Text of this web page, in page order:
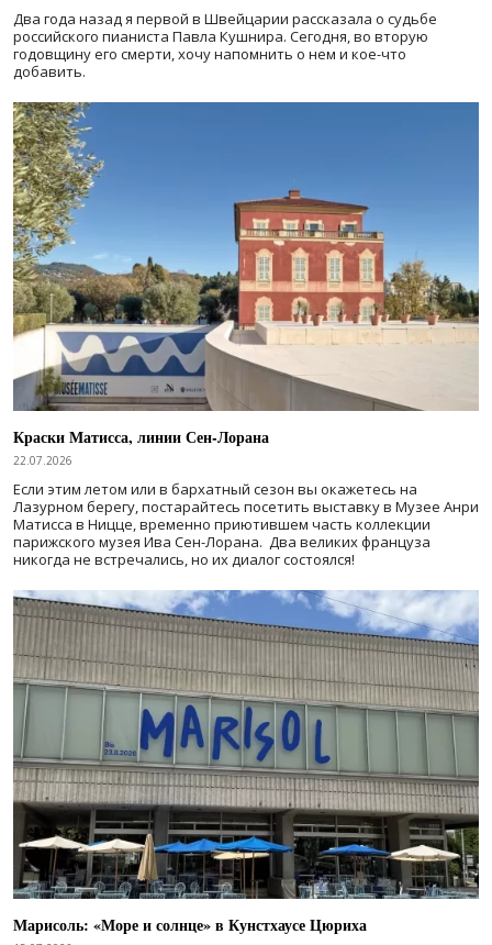
Два года назад я первой в Швейцарии рассказала о судьбе
российского пианиста Павла Кушнира. Сегодня, во вторую
годовщину его смерти, хочу напомнить о нем и кое-что
добавить.
Краски Матисса, линии Сен-Лорана
22.07.2026
Если этим летом или в бархатный сезон вы окажетесь на
Лазурном берегу, постарайтесь посетить выставку в Музее Анри
Матисса в Ницце, временно приютившем часть коллекции
парижского музея Ива Сен-Лорана. Два великих француза
никогда не встречались, но их диалог состоялся!
Марисоль: «Море и солнце» в Кунстхаусе Цюриха